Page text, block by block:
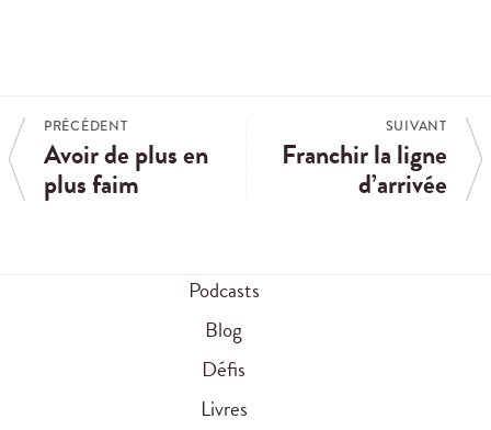
PRÉCÉDENT
Avoir de plus en
plus faim
SUIVANT
Franchir la ligne
d’arrivée
Podcasts
Blog
Défis
Livres